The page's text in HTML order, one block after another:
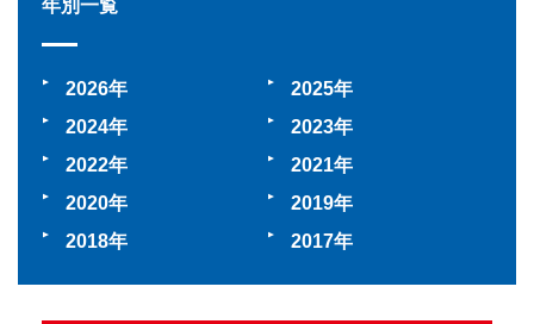
年別一覧
2026
2025
2024
2023
2022
2021
2020
2019
2018
2017